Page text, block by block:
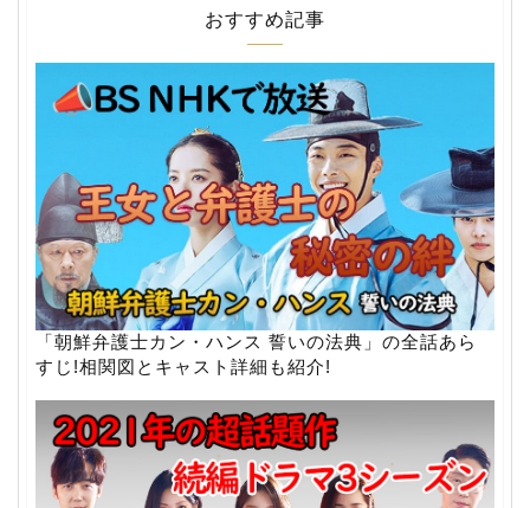
おすすめ記事
「朝鮮弁護士カン・ハンス 誓いの法典」の全話あら
すじ!相関図とキャスト詳細も紹介!